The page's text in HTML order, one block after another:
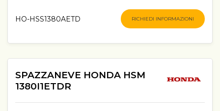
HO-HSS1380AETD RICHIEDI INFORMAZIONI
SPAZZANEVE HONDA HSM
1380I1ETDR